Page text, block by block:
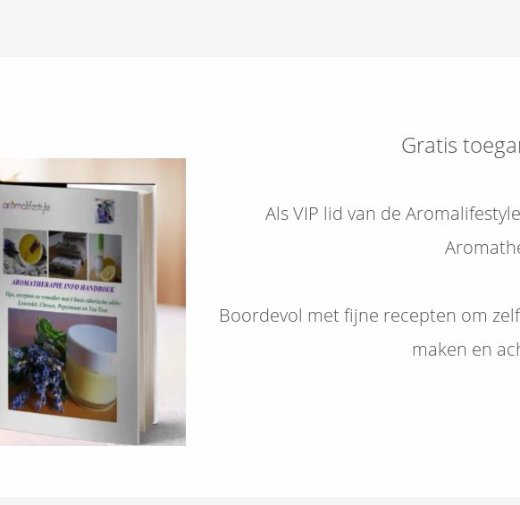
Gratis
Als VIP lid van de
Boordevol met fijne recepten om
maken en